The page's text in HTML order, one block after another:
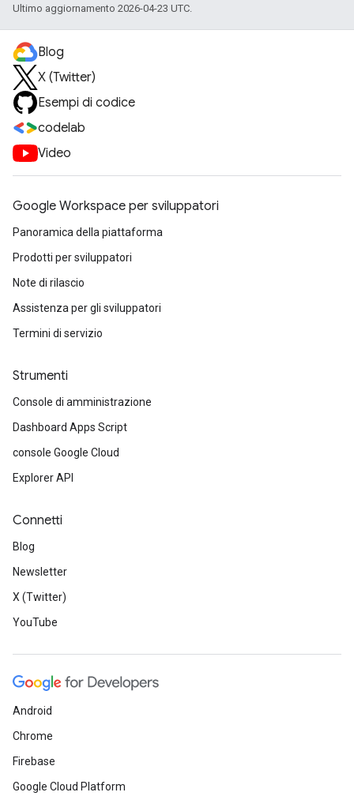
Ultimo aggiornamento 2026-04-23 UTC.
Blog
X (Twitter)
Esempi di codice
codelab
Video
Google Workspace per sviluppatori
Panoramica della piattaforma
Prodotti per sviluppatori
Note di rilascio
Assistenza per gli sviluppatori
Termini di servizio
Strumenti
Console di amministrazione
Dashboard Apps Script
console Google Cloud
Explorer API
Connetti
Blog
Newsletter
X (Twitter)
YouTube
Android
Chrome
Firebase
Google Cloud Platform